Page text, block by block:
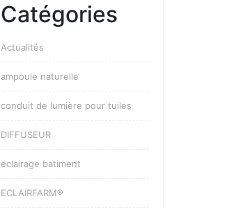
Catégories
Actualités
ampoule naturelle
conduit de lumière pour tuiles
DIFFUSEUR
eclairage batiment
ECLAIRFARM®